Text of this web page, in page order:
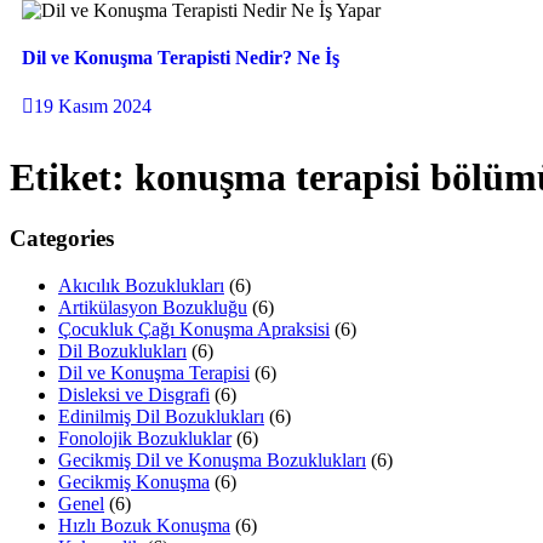
Dil ve Konuşma Terapisti Nedir? Ne İş
19 Kasım 2024
Etiket: konuşma terapisi
Categories
Akıcılık Bozuklukları (6)
Artikülasyon Bozukluğu (6)
Çocukluk Çağı Konuşma Apraksisi (6)
Dil Bozuklukları (6)
Dil ve Konuşma Terapisi (6)
Disleksi ve Disgrafi (6)
Edinilmiş Dil Bozuklukları (6)
Fonolojik Bozukluklar (6)
Gecikmiş Dil ve Konuşma Bozuklukları (6)
Gecikmiş Konuşma (6)
Genel (6)
Hızlı Bozuk Konuşma (6)